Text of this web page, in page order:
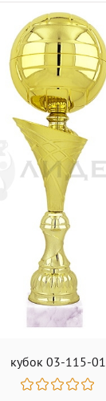
кубок 03-115-01